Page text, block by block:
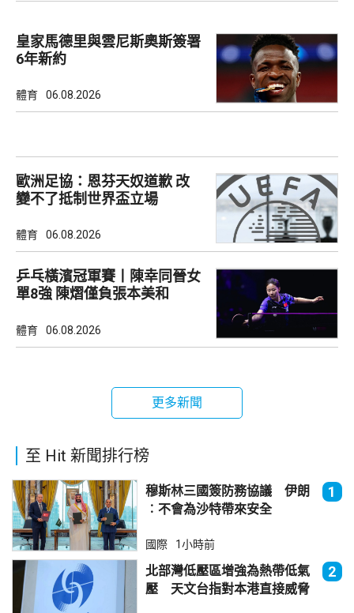
皇家馬德里與雲尼斯奧斯簽署
6年新約
體育 06.08.2026
歐洲足協：恩芬天奴道歉 改
變不了抵制世界盃立場
體育 06.08.2026
乒乓橫濱冠軍賽丨陳幸同晉女
單8強 陳熠僅負張本美和
體育 06.08.2026
更多新聞
至 Hit 新聞排行榜
穆斯林三國簽防務協議 伊朗
︰不會為沙特帶來安全
1
國際 1小時前
北部灣低壓區增強為熱帶低氣
壓 天文台指對本港直接威脅
2